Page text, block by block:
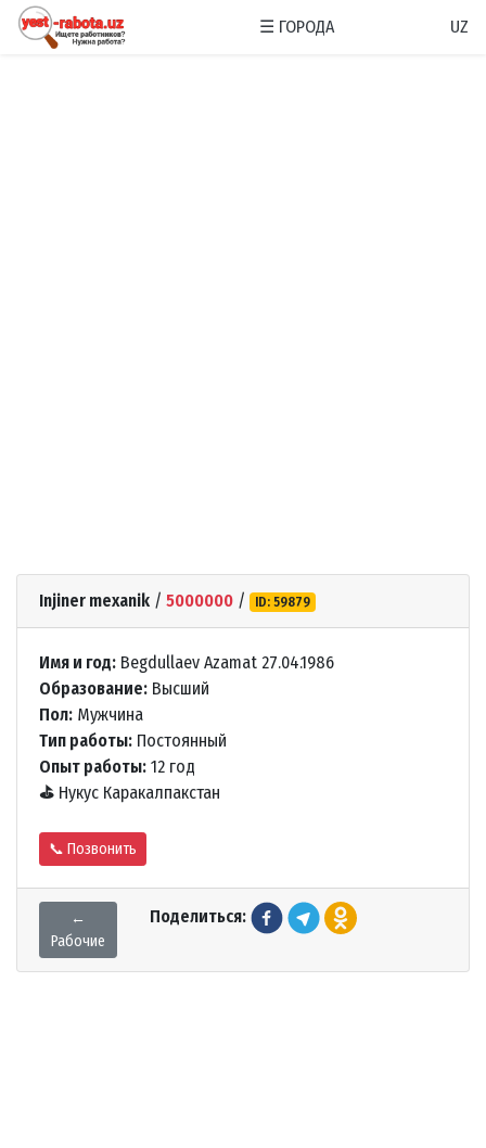
☰ ГОРОДА UZ
Injiner mexanik / 5000000 / ID: 59879
Имя и год: Begdullaev Azamat 27.04.1986
Образование: Высший
Пол: Мужчина
Тип работы: Постоянный
Опыт работы: 12 год
⛳ Нукус Каракалпакстан
📞 Позвонить
←
Рабочие
Поделиться: